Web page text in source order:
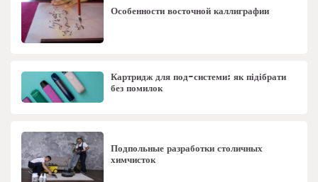
Особенности восточной каллиграфии
Картридж для под-системи: як підібрати
без помилок
Подпольные разработки столичных
химчисток